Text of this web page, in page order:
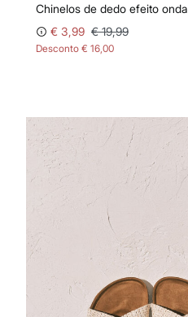
Chinelos de dedo efeito
€ 3,99 € 19,99
Desconto € 16,00